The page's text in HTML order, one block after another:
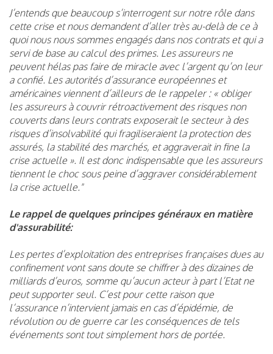
J’entends que beaucoup s’interrogent sur notre rôle dans
cette crise et nous demandent d’aller très au-delà de ce à
quoi nous nous sommes engagés dans nos contrats et qui a
servi de base au calcul des primes. Les assureurs ne
peuvent hélas pas faire de miracle avec l’argent qu’on leur
a confié. Les autorités d’assurance européennes et
américaines viennent d’ailleurs de le rappeler : « obliger
les assureurs à couvrir rétroactivement des risques non
couverts dans leurs contrats exposerait le secteur à des
risques d’insolvabilité qui fragiliseraient la protection des
assurés, la stabilité des marchés, et aggraverait in fine la
crise actuelle ». Il est donc indispensable que les assureurs
tiennent le choc sous peine d’aggraver considérablement
la crise actuelle."
Le rappel de quelques principes généraux en matière
d'assurabilité:
Les pertes d’exploitation des entreprises françaises dues au
confinement vont sans doute se chiffrer à des dizaines de
milliards d’euros, somme qu’aucun acteur à part l’Etat ne
peut supporter seul. C’est pour cette raison que
l’assurance n’intervient jamais en cas d’épidémie, de
révolution ou de guerre car les conséquences de tels
événements sont tout simplement hors de portée.